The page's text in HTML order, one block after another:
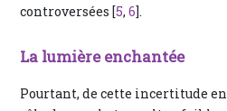
controversées [5,6].
La lumière enchantée
Pourtant, de cette incertitude